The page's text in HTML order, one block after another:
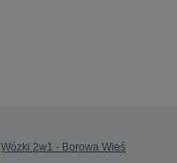
Wózki 2w1 - Borowa Wieś